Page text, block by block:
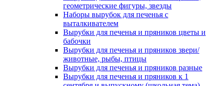
геометрические фигуры, звезды
Наборы вырубок для печенья с
выталкивателем
Вырубки для печенья и пряников цветы и
бабочки
Вырубки для печенья и пряников звери/
животные, рыбы, птицы
Вырубки для печенья и пряников разные
Вырубки для печенья и пряников к 1